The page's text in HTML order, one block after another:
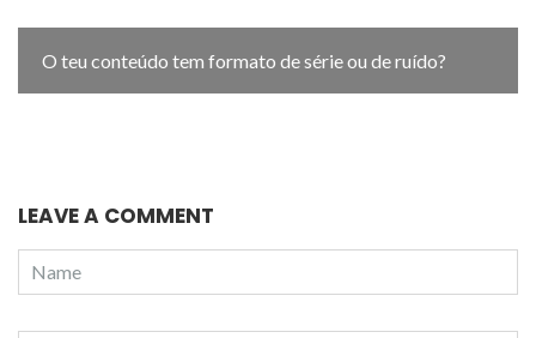
O teu conteúdo tem formato de série ou de ruído?
LEAVE A COMMENT